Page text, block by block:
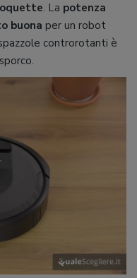
. La potenza
buona per un robot
controrotanti è